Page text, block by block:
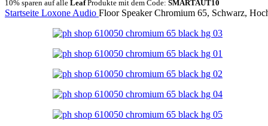
10% sparen auf alle LeafProdukte mit dem Code: SMARTAUT10
Startseite Loxone Audio Floor Speaker Chromium 65, Schwarz,